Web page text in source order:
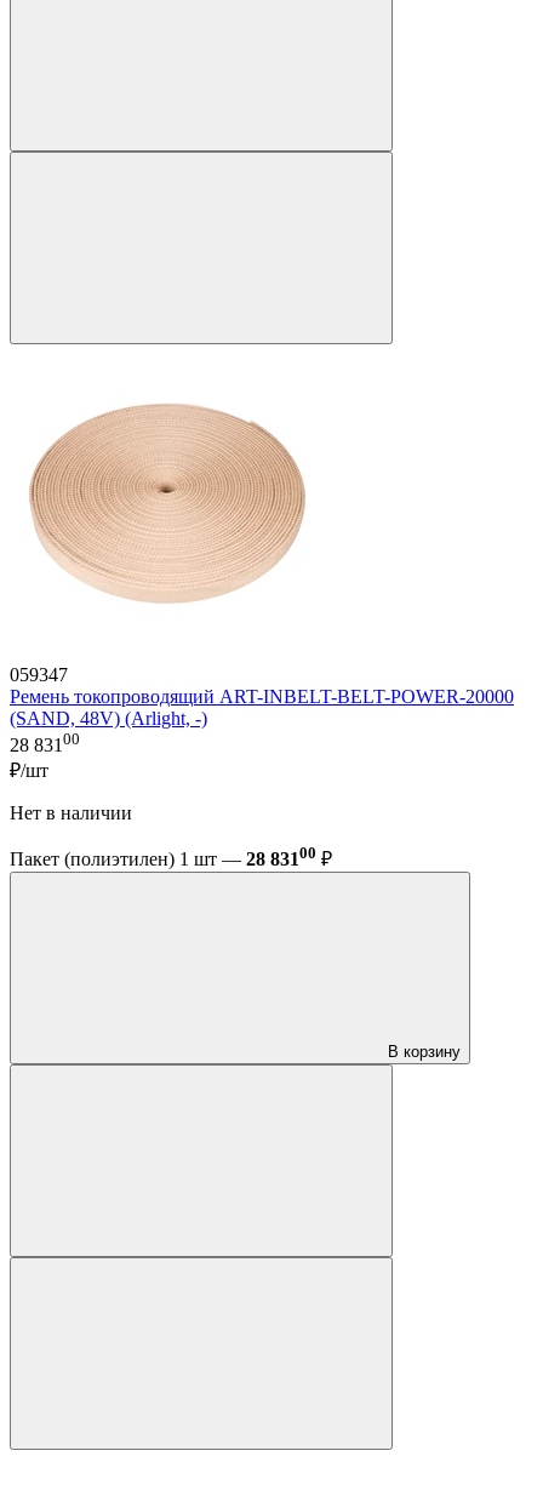
059347
Ремень токопроводящий ART-INBELT-BELT-POWER-20000
(SAND, 48V) (Arlight, -)
28 831 00
₽/шт
Нет в наличии
Пакет (полиэтилен) 1 шт — 28 83100 ₽
В корзину